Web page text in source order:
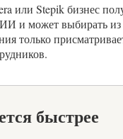
или Stepik бизнес
и может выбирать из
только
быстрее